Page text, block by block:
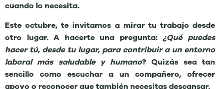
cuando lo necesita.
Este octubre, te invitamos a mirar tu trabajo desde
otro lugar. A hacerte una pregunta:¿Qué puedes
hacer tú, desde tu lugar, para contribuir a un entorno
laboral más saludable y humano? Quizás sea tan
sencillo como escuchar a un compañero, ofrecer
apoyo o reconocer que también necesitas descansar.